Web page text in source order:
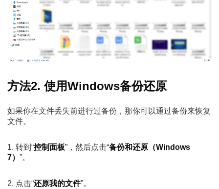
方法2. 使用Windows备份还原
如果你在文件丢失前进行过备份，那你可以通过备份来恢复
文件。
1. 转到“控制面板”，然后点击“备份和还原（Windows
7） ”。
2. 点击“还原我的文件”。